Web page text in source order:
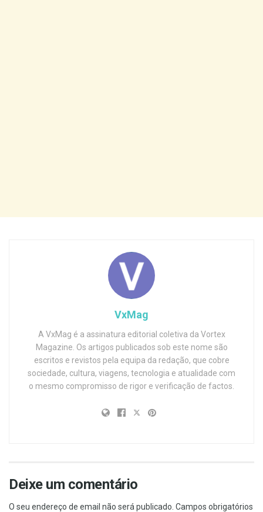
VxMag
A VxMag é a assinatura editorial coletiva da Vortex
Magazine. Os artigos publicados sob este nome são
escritos e revistos pela equipa da redação, que cobre
sociedade, cultura, viagens, tecnologia e atualidade com
o mesmo compromisso de rigor e verificação de factos.
Deixe um comentário
O seu endereço de email não será publicado. Campos obrigatórios